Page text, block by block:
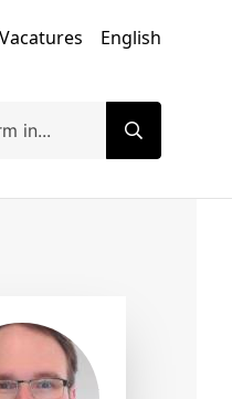
Vacatures English